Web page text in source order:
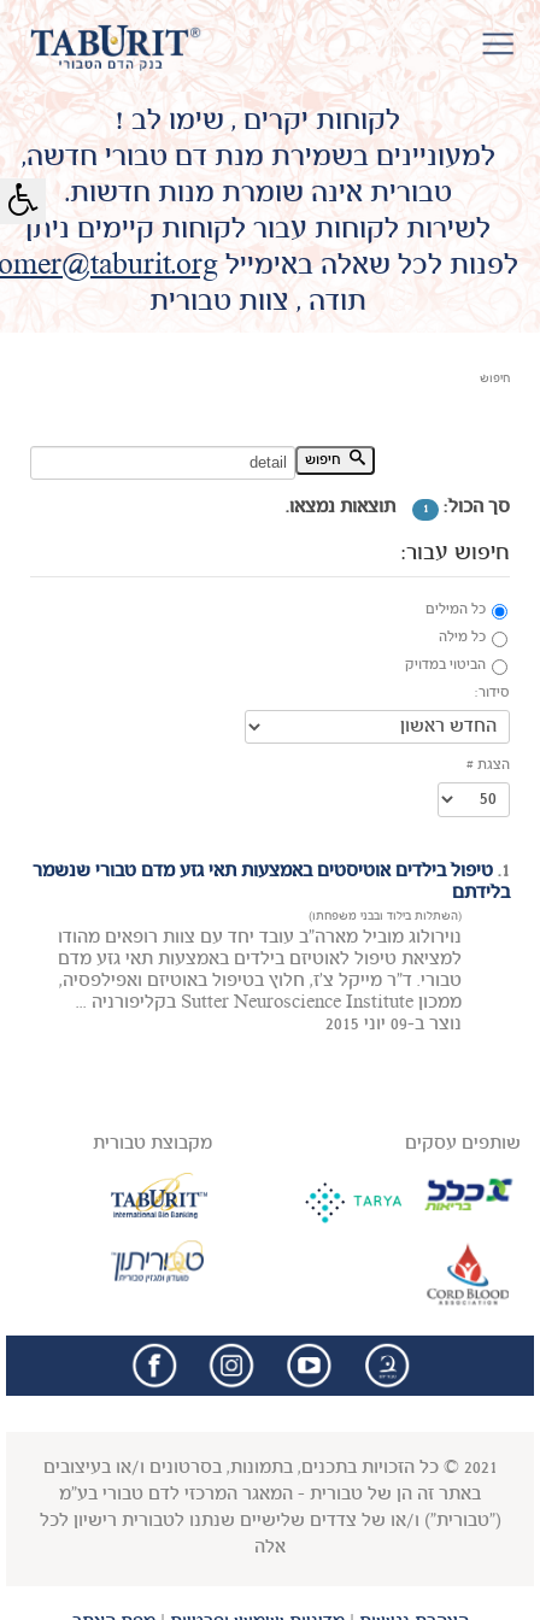
לקוחות יקרים , שימו לב !
למעוניינים בשמירת מנת דם טבורי חדשה,
טבורית אינה שומרת מנות חדשות.
לשירות לקוחות עבור לקוחות קיימים ניתן
לפנות לכל שאלה באימייל
תודה , צוות טבורית
חיפוש
חיפוש מילת מפתח:
סך הכול: 1 תוצאות נמצאו.
חיפוש עבור:
כל המילים
כל מילה
הביטוי במדויק
סידור:
הצגת #
1. טיפול בילדים אוטיסטים באמצעות תאי גזע מדם טבורי שנשמר
בלידתם
(השתלות בילוד ובבני משפחתו)
נוירולוג מוביל מארה"ב עובד יחד עם צוות רופאים מהודו
למציאת טיפול לאוטיזם בילדים באמצעות תאי גזע מדם
טבורי. ד"ר מייקל צ'ז, חלוץ בטיפול באוטיזם ואפילפסיה,
ממכון Sutter Neuroscience Institute בקליפורניה ...
נוצר ב-09 יוני 2015
שותפים עסקים מקבוצת טבורית
2021 © כל הזכויות בתכנים, בתמונות, בסרטונים ו/או בעיצובים
באתר זה הן של טבורית - המאגר המרכזי לדם טבורי בע"מ
("טבורית") ו/או של צדדים שלישיים שנתנו לטבורית רישיון לכל
אלה